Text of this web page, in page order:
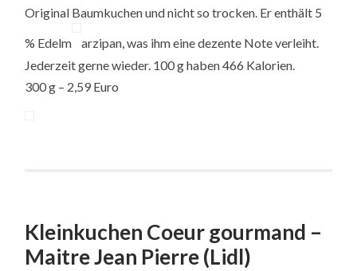
Original Baumkuchen und nicht so trocken. Er enthält 5
% Edelm
arzipan, was ihm eine dezente Note verleiht.
Jederzeit gerne wieder. 100 g haben 466 Kalorien.
300 g – 2,59 Euro
Kleinkuchen Coeur gourmand –
Maitre Jean Pierre (Lidl)